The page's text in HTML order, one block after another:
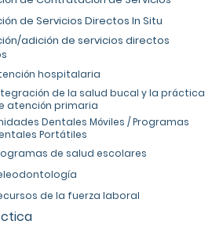
de Servicios Directos In Situ
adición de servicios directos
hospitalaria
de la salud bucal y la práctica
atención primaria
Dentales Móviles / Programas
Portátiles
de salud escolares
de la fuerza laboral